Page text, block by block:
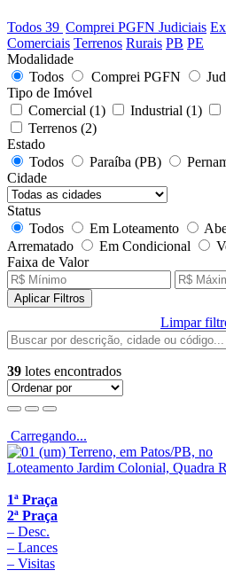
Todos 39 Comprei PGFN Judiciais
Comerciais Terrenos Rurais PB PE
Modalidade
Todos
Comprei PGFN
Tipo de Imóvel
Comercial (1) Industrial (1)
Terrenos (2)
Estado
Todos
Paraíba (PB)
Cidade
Status
Todos
Em Loteamento
Arrematado
Em Condicional
Faixa de Valor
Aplicar Filtros
Limpar
39 lotes encontrados
Carregando...
1ª Praça
2ª Praça
– Desc.
– Lances
– Visitas